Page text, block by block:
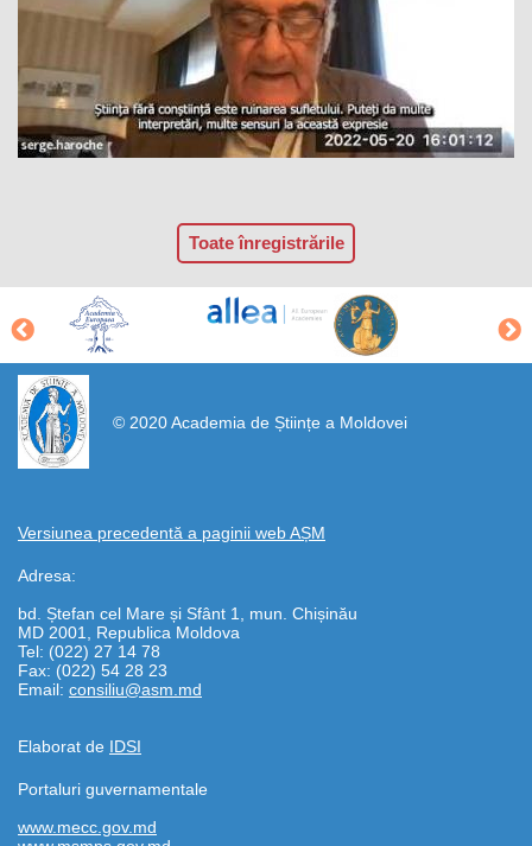
Toate înregistrările
© 2020 Academia de Științe a Moldovei
Versiunea precedentă a paginii web AȘM
Adresa:
bd. Ștefan cel Mare și Sfânt 1, mun. Chișinău
MD 2001, Republica Moldova
Tel: (022) 27 14 78
Fax: (022) 54 28 23
Email: consiliu@asm.md
Elaborat de IDSI
https://propletenie.ru/
Portaluri guvernamentale
www.mecc.gov.md